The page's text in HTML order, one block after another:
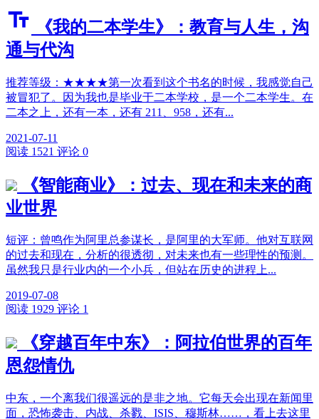
《我的二本学生》：教育与人生，沟
通与代沟
推荐等级：★★★★第一次看到这个书名的时候，我感觉自己
被冒犯了。因为我也是毕业于二本学校，是一个二本学生。在
二本之上，还有一本，还有 211、958，还有...
2021-07-11
阅读 1521 评论 0
《智能商业》：过去、现在和未来的商
业世界
短评：曾鸣作为阿里总参谋长，是阿里的大军师。他对互联网
的过去和现在，分析的很透彻，对未来也有一些理性的预测。
虽然我只是行业内的一个小兵，但站在历史的进程上...
2019-07-08
阅读 1929 评论 1
《穿越百年中东》：阿拉伯世界的百年
恩怨情仇
中东，一个离我们很遥远的是非之地。它每天会出现在新闻里
面，恐怖袭击、内战、杀戮、ISIS、穆斯林……，看上去这里